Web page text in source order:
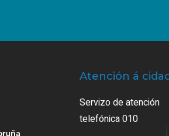
Atención á
Servizo de atención
telefónica 010